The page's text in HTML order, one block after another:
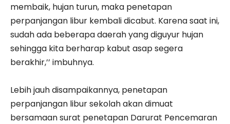
membaik, hujan turun, maka penetapan
perpanjangan libur kembali dicabut. Karena saat ini,
sudah ada beberapa daerah yang diguyur hujan
sehingga kita berharap kabut asap segera
berakhir,’’ imbuhnya.
Lebih jauh disampaikannya, penetapan
perpanjangan libur sekolah akan dimuat
bersamaan surat penetapan Darurat Pencemaran